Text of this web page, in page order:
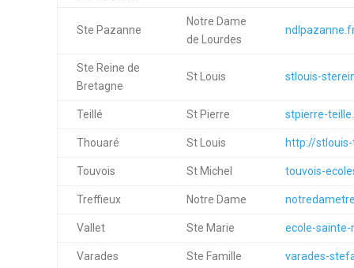
Ste Pazanne
Notre Dame
de Lourdes
Ste Reine de
Bretagne
St Louis stlouis-
Teillé St Pierre stpierre-
Thouaré St Louis http://
Touvois St Michel touvois-
Treffieux Notre Dame
Vallet Ste Marie ecole-
Varades Ste Famille varades-